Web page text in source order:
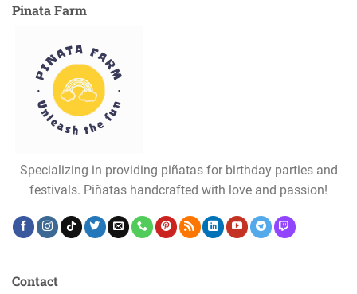
Pinata Farm
Specializing in providing piñatas for birthday parties and
festivals. Piñatas handcrafted with love and passion!
Contact